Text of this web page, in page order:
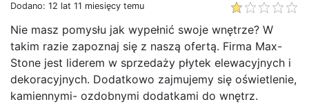
Dodano: 12 lat 11 miesięcy temu
Nie masz pomysłu jak wypełnić swoje wnętrze? W
takim razie zapoznaj się z naszą ofertą. Firma Max-
Stone jest liderem w sprzedaży płytek elewacyjnych i
dekoracyjnych. Dodatkowo zajmujemy się oświetlenie,
kamiennymi- ozdobnymi dodatkami do wnętrz.